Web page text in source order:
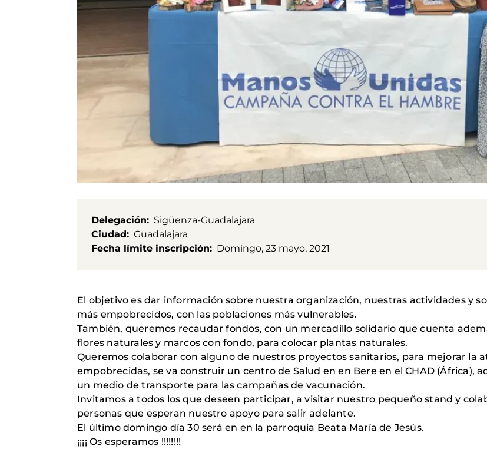
Delegación
Sigüenza-Guadalajara
Ciudad
Guadalajara
Fecha límite inscripción
Domingo, 23 mayo, 2021
El objetivo es dar información sobre nuestra organización, nuestras actividades y
más empobrecidos, con las poblaciones más vulnerables.
También, queremos recaudar fondos, con un mercadillo solidario que cuenta
flores naturales y marcos con fondo, para colocar plantas naturales.
Queremos colaborar con alguno de nuestros proyectos sanitarios, para mejorar la
empobrecidas, se va construir un centro de Salud en en Bere en el CHAD (África),
un medio de transporte para las campañas de vacunación.
Invitamos a todos los que deseen participar, a visitar nuestro pequeño stand y
personas que esperan nuestro apoyo para salir adelante.
El último domingo día 30 será en en la parroquia Beata María de Jesús.
¡¡¡¡ Os esperamos !!!!!!!!